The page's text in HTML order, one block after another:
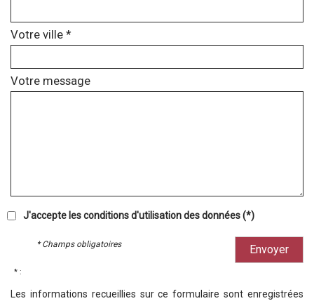
Votre ville *
Votre message
J'accepte les conditions d'utilisation des données (*)
Envoyer
* Champs obligatoires
* :
Les informations recueillies sur ce formulaire sont enregistrées